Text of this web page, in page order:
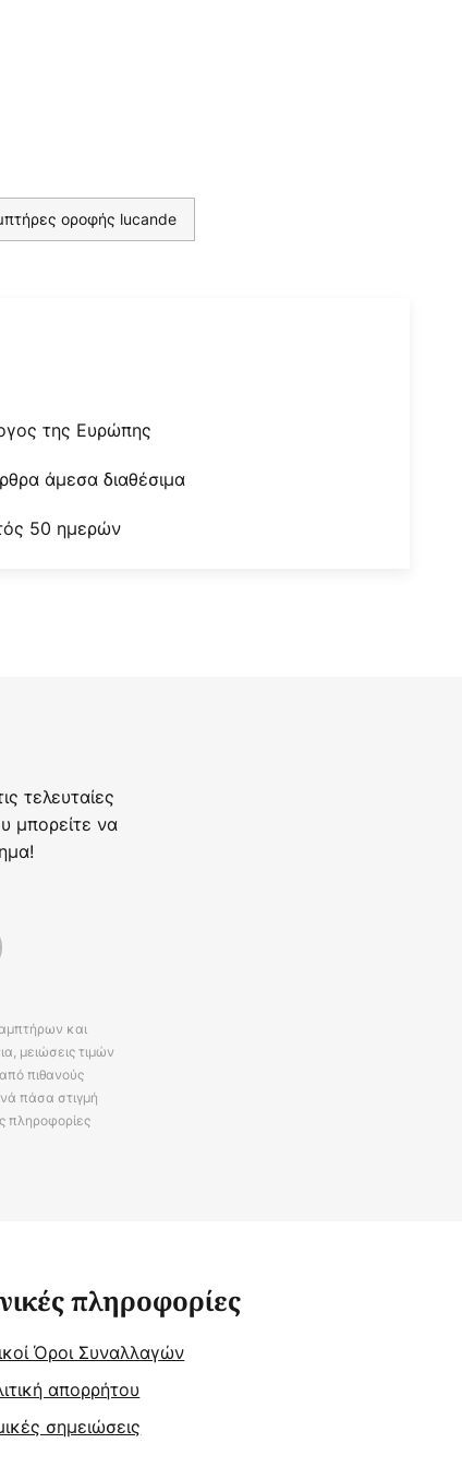
οροφής lucande
της Ευρώπης
άμεσα διαθέσιμα
50 ημερών
τελευταίες
μπορείτε να
και
μειώσεις τιμών
πιθανούς
πάσα στιγμή
πληροφορίες
πληροφορίες
Όροι Συναλλαγών
απορρήτου
σημειώσεις